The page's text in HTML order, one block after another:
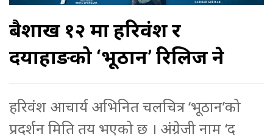
बैशाख १२ मा हरिवंश र
दयाहाङको ‘भूठान’ रिलिज हुने
हरिवंश आचार्य अभिनित चलचित्र ‘भूठान’को
प्रदर्शन मिति तय भएको छ । अंग्रेजी नाम ‘द